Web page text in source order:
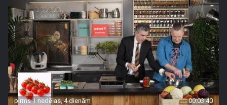
pirms 1 nedēļas, 4 dienām 00:03:40